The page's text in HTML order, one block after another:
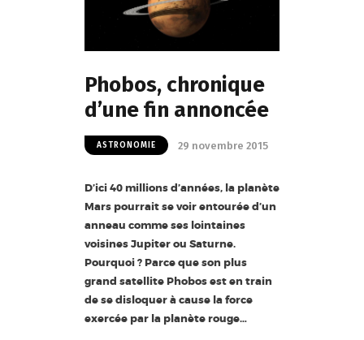
Phobos, chronique
d’une fin annoncée
ASTRONOMIE 29 novembre 2015
D’ici 40 millions d’années, la planète
Mars pourrait se voir entourée d’un
anneau comme ses lointaines
voisines Jupiter ou Saturne.
Pourquoi ? Parce que son plus
grand satellite Phobos est en train
de se disloquer à cause la force
exercée par la planète rouge…